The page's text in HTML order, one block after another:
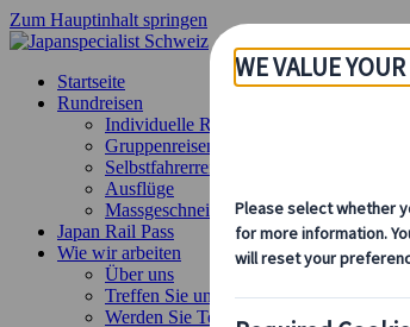
Zum Hauptinhalt springen
Startseite
Rundreisen
Individuelle Reisen
Gruppenreisen
Selbstfahrerreisen
Ausflüge
Massgeschneiderte Gruppenreisen
Japan Rail Pass
Wie wir arbeiten
Über uns
Treffen Sie unser Team
Werden Sie Teil unseres Teams